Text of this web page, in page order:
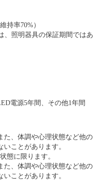
持率70%）
、照明器具の保証期間ではあ
電源5年間、その他1年間
た、体調や心理状態など他の
ことがあります。
態に限ります。
た、体調や心理状態など他の
ことがあります。